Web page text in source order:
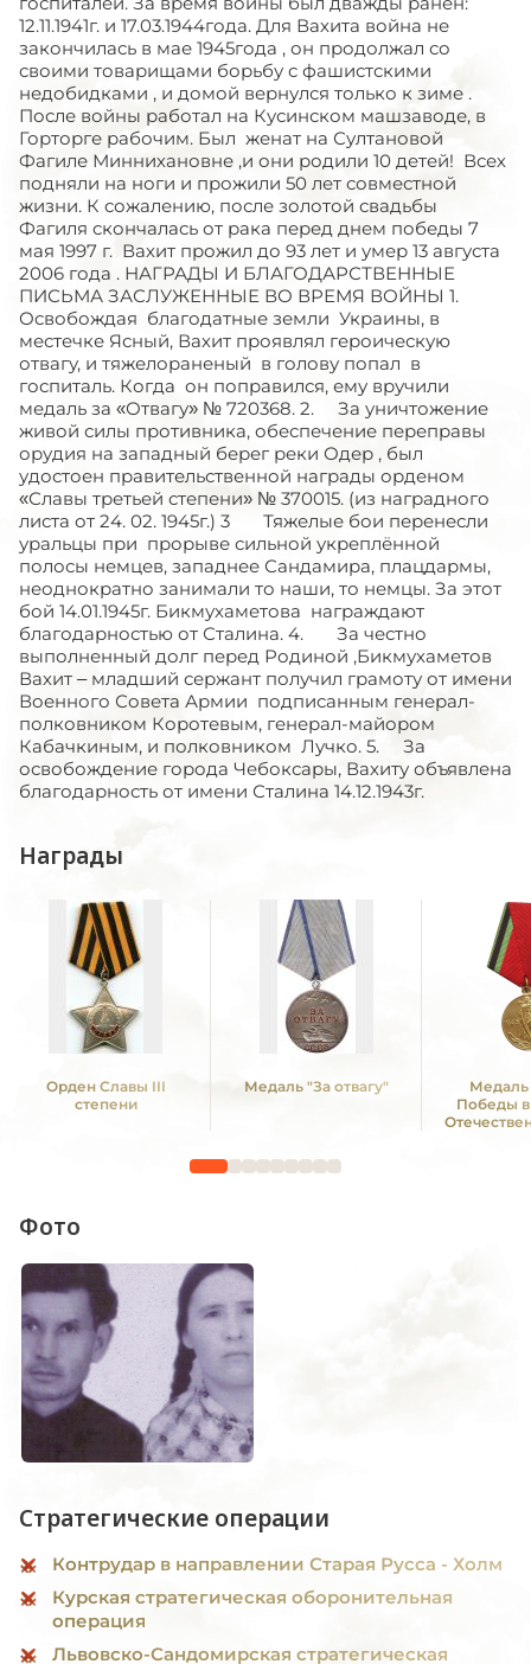
12.11.1941г. и 17.03.1944года. Для Вахита война не
закончилась в мае 1945года , он продолжал со
своими товарищами борьбу с фашистскими
недобидками , и домой вернулся только к зиме .
После войны работал на Кусинском машзаводе, в
Горторге рабочим. Был женат на Султановой
Фагиле Миннихановне ,и они родили 10 детей! Всех
подняли на ноги и прожили 50 лет совместной
жизни. К сожалению, после золотой свадьбы
Фагиля скончалась от рака перед днем победы 7
мая 1997 г. Вахит прожил до 93 лет и умер 13 августа
2006 года . НАГРАДЫ И БЛАГОДАРСТВЕННЫЕ
ПИСЬМА ЗАСЛУЖЕННЫЕ ВО ВРЕМЯ ВОЙНЫ 1.
Освобождая благодатные земли Украины, в
местечке Ясный, Вахит проявлял героическую
отвагу, и тяжелораненый в голову попал в
госпиталь. Когда он поправился, ему вручили
медаль за «Отвагу» № 720368. 2. За уничтожение
живой силы противника, обеспечение переправы
орудия на западный берег реки Одер , был
удостоен правительственной награды орденом
«Славы третьей степени» № 370015. (из наградного
листа от 24. 02. 1945г.) 3 Тяжелые бои перенесли
уральцы при прорыве сильной укреплённой
полосы немцев, западнее Сандамира, плацдармы,
неоднократно занимали то наши, то немцы. За этот
бой 14.01.1945г. Бикмухаметова награждают
благодарностью от Сталина. 4. За честно
выполненный долг перед Родиной ,Бикмухаметов
Вахит – младший сержант получил грамоту от имени
Военного Совета Армии подписанным генерал-
полковником Коротевым, генерал-майором
Кабачкиным, и полковником Лучко. 5. За
освобождение города Чебоксары, Вахиту объявлена
благодарность от имени Сталина 14.12.1943г.
Награды
Орден Славы III
степени
Медаль "За отвагу"
Медаль
Победы
Фото
Стратегические операции
Контрудар в направлении Старая Русса - Холм
Курская стратегическая оборонительная
операция
Львовско-Сандомирская стратегическая